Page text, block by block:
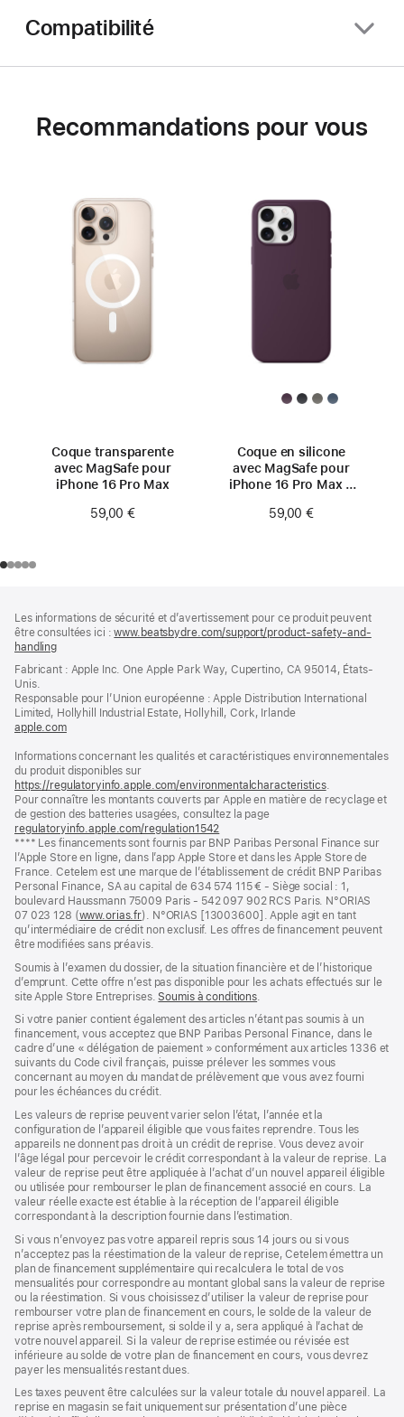
Compatibilité
Recommandations pour vous
Coque transparente
avec MagSafe pour
iPhone 16 Pro Max
59,00 €
Coque en silicone
avec MagSafe pour
iPhone 16 Pro Max –
59,00 €
de
page
de
bas
de
page
Les informations de sécurité et d’avertissement pour ce produit peuvent
être consultées ici :www.beatsbydre.com/support/product-safety-and-
handling
une
fenêtre)
Fabricant : Apple Inc. One Apple Park Way, Cupertino, CA 95014, États-
Unis.
Responsable pour l’Union européenne : Apple Distribution International
Limited, Hollyhill Industrial Estate, Hollyhill, Cork, Irlande
apple.com(s’ouvre
une
nouvelle
fenêtre)
Informations concernant les qualités et caractéristiques environnementales
du produit disponibles sur
https://regulatoryinfo.apple.com/environmentalcharacteristics.
Pour connaître les montants couverts par Apple en matière de recyclage et
de gestion des batteries usagées, consultez la page
regulatoryinfo.apple.com/regulation1542
dans
une
nouvelle
fenêtre)
Note
de
bas
de
page
**** Les financements sont fournis par BNP Paribas Personal Finance sur
l’Apple Store en ligne, dans l’app Apple Store et dans les Apple Store de
France. Cetelem est une marque de l’établissement de crédit BNP Paribas
Personal Finance, SA au capital de 634 574 115 € - Siège social : 1,
boulevard Haussmann 75009 Paris - 542 097 902 RCS Paris. N°ORIAS
07 023 128 (www.orias.fr(s’ouvre
dans
une
fenêtre)
). N°ORIAS [13003600]. Apple agit en tant
qu’intermédiaire de crédit non exclusif. Les offres de financement peuvent
être modifiées sans préavis.
Soumis à l’examen du dossier, de la situation financière et de l’historique
d’emprunt. Cette offre n’est pas disponible pour les achats effectués sur le
site Apple Store Entreprises. Soumis à conditions
une
nouvelle
fenêtre)
Si votre panier contient également des articles n’étant pas soumis à un
financement, vous acceptez que BNP Paribas Personal Finance, dans le
cadre d’une « délégation de paiement » conformément aux articles 1336 et
suivants du Code civil français, puisse prélever les sommes vous
concernant au moyen du mandat de prélèvement que vous avez fourni
pour les échéances du crédit.
Les valeurs de reprise peuvent varier selon l’état, l’année et la
configuration de l’appareil éligible que vous faites reprendre. Tous les
appareils ne donnent pas droit à un crédit de reprise. Vous devez avoir
l’âge légal pour percevoir le crédit correspondant à la valeur de reprise. La
valeur de reprise peut être appliquée à l’achat d’un nouvel appareil éligible
ou utilisée pour rembourser le plan de financement associé en cours. La
valeur réelle exacte est établie à la réception de l’appareil éligible
correspondant à la description fournie dans l’estimation.
Si vous n’envoyez pas votre appareil repris sous 14 jours ou si vous
n’acceptez pas la réestimation de la valeur de reprise, Cetelem émettra un
plan de financement supplémentaire qui recalculera le total de vos
mensualités pour correspondre au montant global sans la valeur de reprise
ou la réestimation. Si vous choisissez d’utiliser la valeur de reprise pour
rembourser votre plan de financement en cours, le solde de la valeur de
reprise après remboursement, si solde il y a, sera appliqué à l’achat de
votre nouvel appareil. Si la valeur de reprise estimée ou révisée est
inférieure au solde de votre plan de financement en cours, vous devrez
payer les mensualités restant dues.
Les taxes peuvent être calculées sur la valeur totale du nouvel appareil. La
reprise en magasin se fait uniquement sur présentation d’une pièce